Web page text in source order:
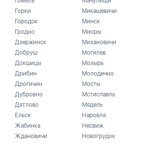
Горки
Городок
Гродно
Дзержинск
Добруш
Докшицы
Дрибин
Дрогичин
Дубровно
Дятлово
Ельск
Жабинка
Ждановичи
Микашевичи
Минск
Миоры
Михановичи
Могилев
Мозырь
Молодечно
Мосты
Мстиславль
Мядель
Наровля
Несвиж
Новогрудок